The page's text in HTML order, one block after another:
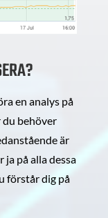
en analys på
du behöver
är
ja på alla dessa
förstår dig på